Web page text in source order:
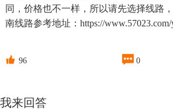
同，价格也不一样，所以请先选择线路
南线路参考地址：https://www.57023.com/
 96  0
我来回答